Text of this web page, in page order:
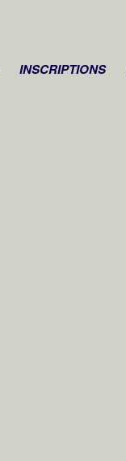
INSCRIPTIONS